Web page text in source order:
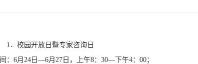
1．校园开放日暨专家咨询日
：6月24日—6月27日，上午8：30—下午4：00；